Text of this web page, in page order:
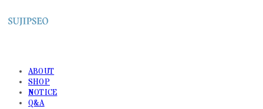
ABOUT
SHOP
NOTICE
Q&A